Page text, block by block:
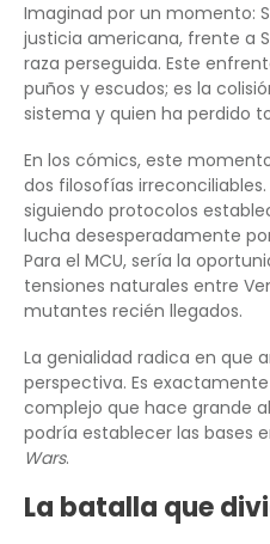
Imaginad por un momento:
justicia americana, frente a
raza perseguida. Este
puños y escudos; es la
sistema y quien ha perdido
En los cómics, este
dos filosofías
siguiendo protocolos
lucha desesperadamente
Para el MCU, sería la
tensiones naturales entre
mutantes recién llegados.
La genialidad radica en que
perspectiva. Es
complejo que hace grande
podría establecer las bases
Wars.
La batalla que